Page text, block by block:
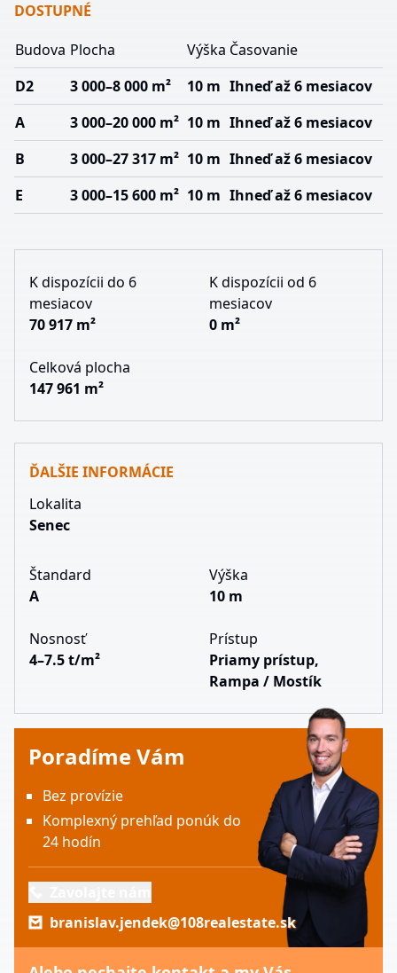
DOSTUPNÉ
Budova Plocha Výška Časovanie
D2
3 000–8 000 m² 10 m Ihneď až 6 mesiacov
A
3 000–20 000 m² 10 m Ihneď až 6 mesiacov
B
3 000–27 317 m² 10 m Ihneď až 6 mesiacov
E
3 000–15 600 m² 10 m Ihneď až 6 mesiacov
K dispozícii do 6
mesiacov
70 917 m²
K dispozícii od 6
mesiacov
0 m²
Celková plocha
147 961 m²
ĎALŠIE INFORMÁCIE
Lokalita
Senec
Štandard
A
Výška
10 m
Nosnosť
4–7.5 t/m²
Prístup
Priamy prístup,
Rampa / Mostík
Poradíme Vám
Bez provízie
Komplexný prehľad ponúk do
24 hodín
branislav.jendek@108realestate.sk